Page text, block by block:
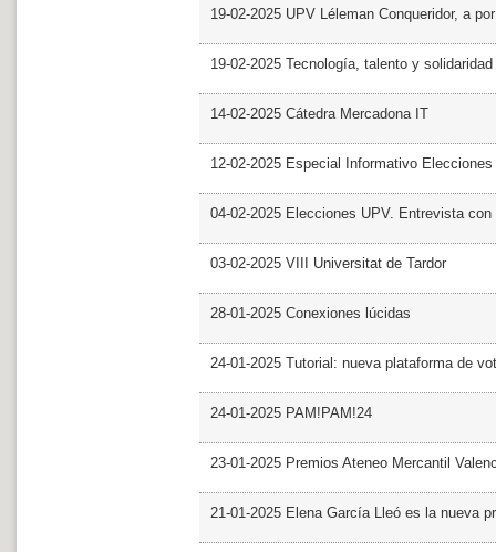
19-02-2025 UPV Léleman Conqueridor, a
19-02-2025 Tecnología, talento y
14-02-2025 Cátedra Mercadona IT
12-02-2025 Especial Informativo Elecciones
04-02-2025 Elecciones UPV. Entrevista con
03-02-2025 VIII Universitat de Tardor
28-01-2025 Conexiones lúcidas
24-01-2025 Tutorial: nueva plataforma de
24-01-2025 PAM!PAM!24
23-01-2025 Premios Ateneo Mercantil
21-01-2025 Elena García Lleó es la nueva